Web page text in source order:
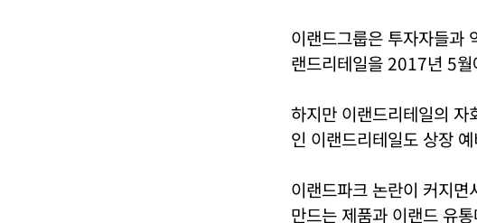
이랜드그룹은 투자자들과
랜드리테일을 2017년 5
하지만 이랜드리테일의
인 이랜드리테일도 상장
이랜드파크 논란이 커지
만드는 제품과 이랜드 유